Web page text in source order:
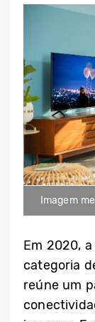
Imagem
Em 2020,
categoria
reúne um